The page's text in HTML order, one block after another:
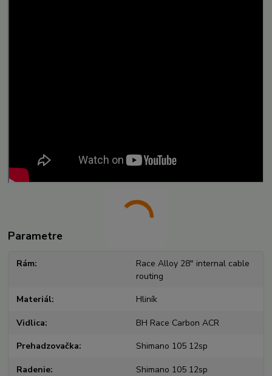
Parametre
Rám
Race Alloy 28" internal cable
routing
Materiál Hliník
Vidlica BH Race Carbon ACR
Prehadzovačka Shimano 105 12sp
Radenie Shimano 105 12sp